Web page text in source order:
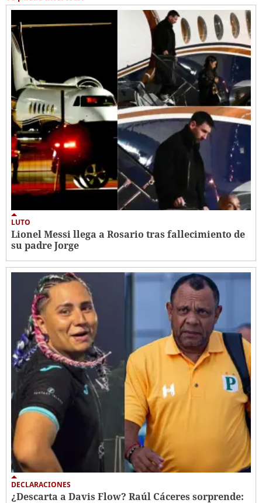
LUTO
Lionel Messi llega a Rosario tras fallecimiento de
su padre Jorge
DECLARACIONES
¿Descarta a Davis Flow? Raúl Cáceres sorprende: